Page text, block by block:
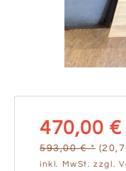
470,00 €
593,00 € *
inkl. MwSt.zzgl.